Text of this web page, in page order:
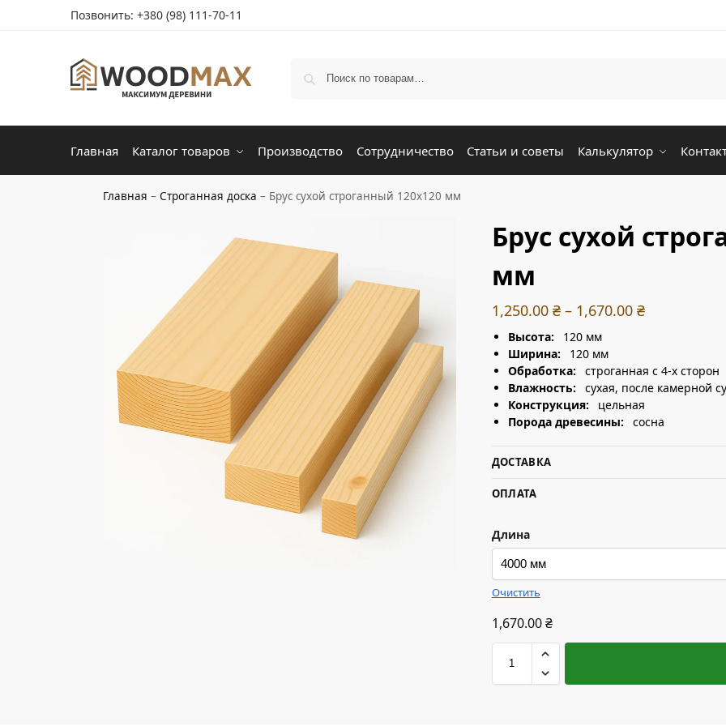
Позвонить: +380 (98) 111-70-11
Главная Каталог товаров Производство Сотрудничество Статьи и советы Калькулятор
Главная –Строганная доска – Брус сухой строганный 120х120 мм
Брус сухой
мм
1,250.00 ₴ – 1,670.00 ₴
Высота: 120 мм
Ширина: 120 мм
Обработка: строганная с 4-х сторон
Влажность: сухая, после камерной
Конструкция: цельная
Порода древесины: сосна
ДОСТАВКА
ОПЛАТА
Длина
Очистить
1,670.00₴